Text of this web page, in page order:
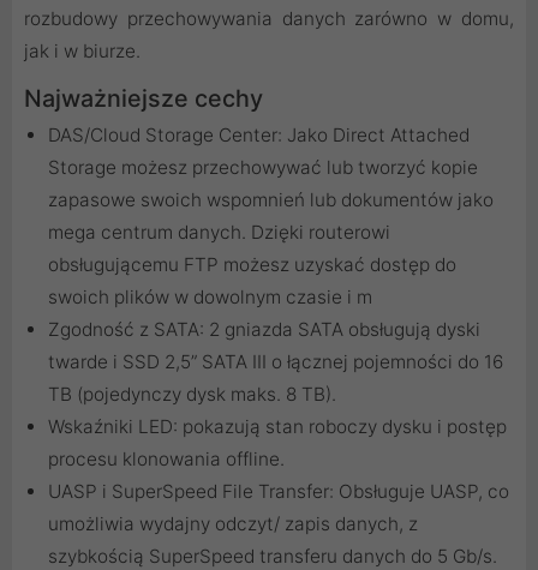
rozbudowy przechowywania danych zarówno w domu,
jak i w biurze.
Najważniejsze cechy
DAS/Cloud Storage Center: Jako Direct Attached
Storage możesz przechowywać lub tworzyć kopie
zapasowe swoich wspomnień lub dokumentów jako
mega centrum danych. Dzięki routerowi
obsługującemu FTP możesz uzyskać dostęp do
swoich plików w dowolnym czasie i m
Zgodność z SATA: 2 gniazda SATA obsługują dyski
twarde i SSD 2,5” SATA III o łącznej pojemności do 16
TB (pojedynczy dysk maks. 8 TB).
Wskaźniki LED: pokazują stan roboczy dysku i postęp
procesu klonowania offline.
UASP i SuperSpeed ​​File Transfer: Obsługuje UASP, co
umożliwia wydajny odczyt/ zapis danych, z
szybkością SuperSpeed ​​transferu danych do 5 Gb/s.